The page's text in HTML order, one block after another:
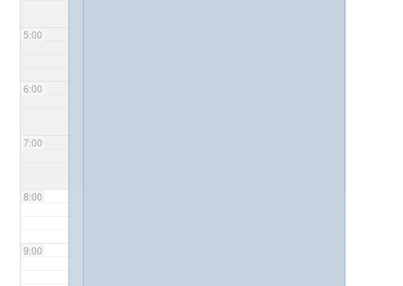
5:00
6:00
7:00
8:00
9:00